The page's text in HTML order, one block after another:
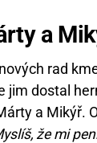
a
rad
jim dostal
a Mikýř.
že mi